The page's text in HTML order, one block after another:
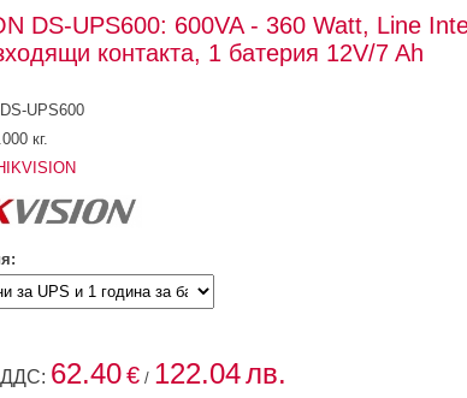
DS-UPS600: 600VA - 360 Watt, Line
контакта, 1 батерия 12V/7 Ah
DS-UPS600
кг.
ДДС: 62.40€ / 122.04лв.